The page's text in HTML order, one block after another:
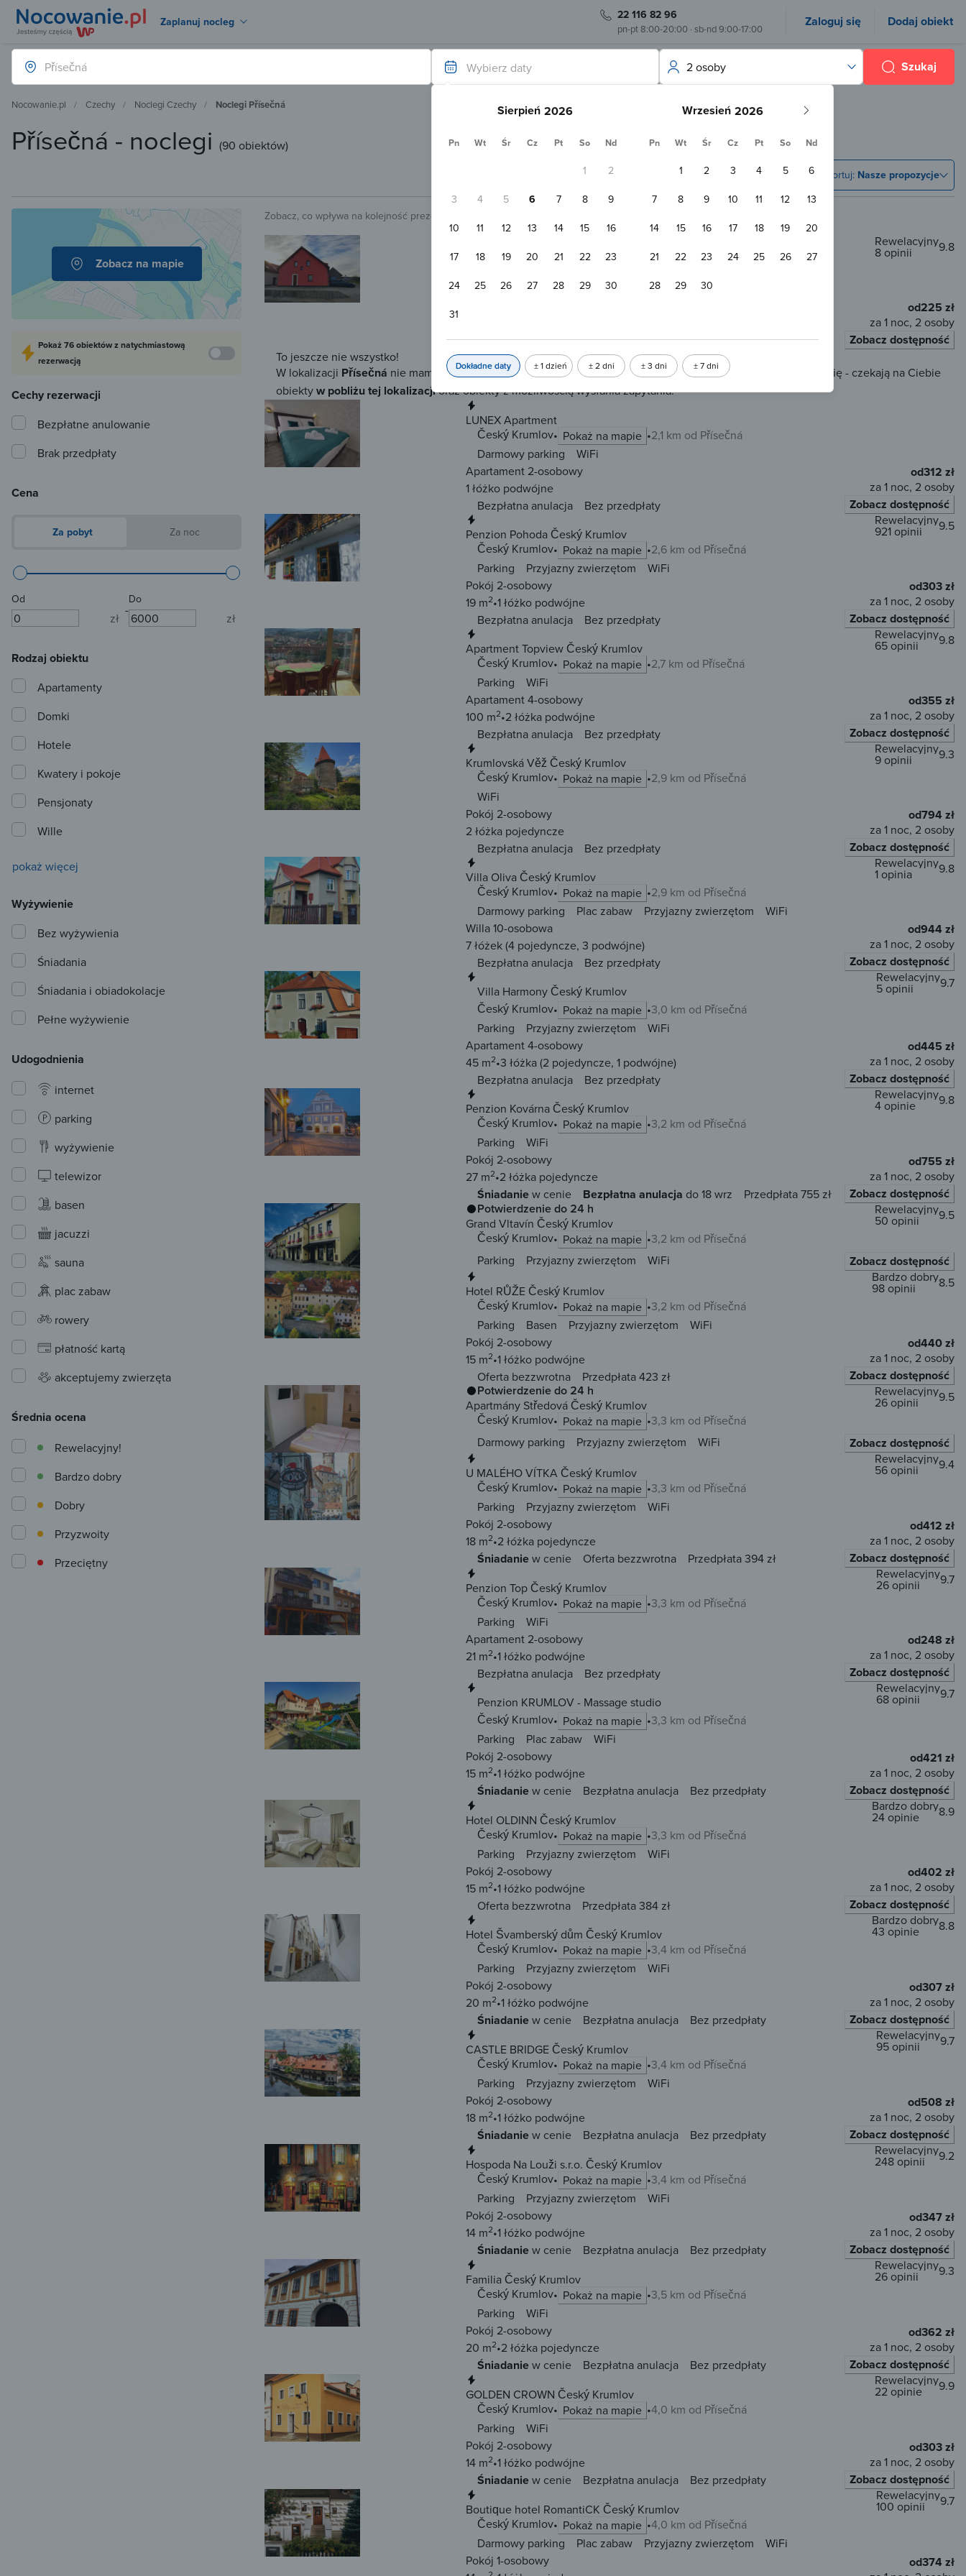
Zaplanuj nocleg 22 116 82 96
pn-pt 8:00-20:00 · sb-nd 9:00-17:00 Zaloguj się Dodaj obiekt
Wybierz daty
Sierpień Wrzesień
Pn Wt Śr Cz Pt So Nd Pn Wt Śr Cz Pt So Nd
1
2
3
4 5 6 7 8
9
10
11 12 13 14 15
16
17
18 19 20 21 22
23
24
25 26 27 28 29
30
31
1 2 3 4 5
6
7
8 9 10 11 12
13
14
15 16 17 18 19
20
21
22 23 24 25 26
27
28
29 30
Dokładne daty ± 1 dzień ± 2 dni ± 3 dni ± 7 dni
2 osoby Szukaj
Nocowanie.pl Czechy Noclegi Czechy Noclegi Přísečná
Přísečná - noclegi (90 obiektów)
Sortuj: Nasze propozycje
Zobacz, co wpływa na kolejność prezentowanych obiektów.
Penzion Janoušek Motorsport Přísečná
9.8
Rewelacyjny
8 opinii
Darmowy parking
WiFi
Bezpłatna anulacja
Bez przedpłaty
od225 zł
za 1 noc, 2 osoby
Zobacz dostępność
To jeszcze nie wszystko!
W lokalizacji Přísečná nie mamy więcej dostępnych noclegów z możliwością rezerwacji online, ale nie martw się - czekają na Ciebie
obiektyw pobliżu tej lokalizacjioraz obiekty z możliwością wysłania zapytania.
LUNEX Apartment
Český Krumlov
Pokaż na mapie
2,1 km od Přísečná
Darmowy parking
WiFi
Apartament 2-osobowy
1 łóżko podwójne
Bezpłatna anulacja
Bez przedpłaty
od312 zł
za 1 noc, 2 osoby
Zobacz dostępność
Penzion Pohoda Český Krumlov
Český Krumlov
Pokaż na mapie 2,6 km od Přísečná
9.5
Rewelacyjny
921 opinii
Parking Przyjazny zwierzętom
WiFi
Pokój 2-osobowy
19 m2 1 łóżko podwójne
Bezpłatna anulacja
Bez przedpłaty
od303 zł
za 1 noc, 2 osoby
Zobacz dostępność
Apartment Topview Český Krumlov
Český Krumlov
Pokaż na mapie 2,7 km od Přísečná
9.8
Rewelacyjny
65 opinii
Parking
WiFi
Apartament 4-osobowy
100 m2 2 łóżka podwójne
Bezpłatna anulacja
Bez przedpłaty
od355 zł
za 1 noc, 2 osoby
Zobacz dostępność
Krumlovská Věž Český Krumlov
Český Krumlov
Pokaż na mapie 2,9 km od Přísečná
9.3
Rewelacyjny
9 opinii
WiFi
Pokój 2-osobowy
2 łóżka pojedyncze
Bezpłatna anulacja
Bez przedpłaty
od794 zł
za 1 noc, 2 osoby
Zobacz dostępność
Villa Oliva Český Krumlov
Český Krumlov
Pokaż na mapie 2,9 km od Přísečná
9.8
Rewelacyjny
1 opinia
Darmowy parking Plac zabaw Przyjazny zwierzętom
WiFi
Willa 10-osobowa
7 łóżek(4 pojedyncze, 3 podwójne)
Bezpłatna anulacja
Bez przedpłaty
od944 zł
za 1 noc, 2 osoby
Zobacz dostępność
Villa Harmony Český Krumlov
Český Krumlov
Pokaż na mapie 3,0 km od Přísečná
9.7
Rewelacyjny
5 opinii
Parking Przyjazny zwierzętom
WiFi
Apartament 4-osobowy
45 m2 3 łóżka(2 pojedyncze, 1 podwójne)
Bezpłatna anulacja
Bez przedpłaty
od445 zł
za 1 noc, 2 osoby
Zobacz dostępność
Penzion Kovárna Český Krumlov
Český Krumlov
Pokaż na mapie 3,2 km od Přísečná
9.8
Rewelacyjny
4 opinie
Parking
WiFi
Pokój 2-osobowy
27 m2 2 łóżka pojedyncze
Śniadaniew cenie Bezpłatna anulacja do 18 wrz Przedpłata 755 zł
od755 zł
za 1 noc, 2 osoby
Zobacz dostępność
Potwierdzenie do 24 h
Grand Vltavín Český Krumlov
Český Krumlov
Pokaż na mapie 3,2 km od Přísečná
9.5
Rewelacyjny
50 opinii
Parking Przyjazny zwierzętom WiFi
Zobacz dostępność
Hotel RŮŽE Český Krumlov
Český Krumlov
Pokaż na mapie 3,2 km od Přísečná
8.5
Bardzo dobry
98 opinii
Parking Basen Przyjazny zwierzętom
WiFi
Pokój 2-osobowy
15 m2 1 łóżko podwójne
Oferta bezzwrotna
Przedpłata 423 zł
od440 zł
za 1 noc, 2 osoby
Zobacz dostępność
Potwierdzenie do 24 h
Apartmány Středová Český Krumlov
Český Krumlov
Pokaż na mapie 3,3 km od Přísečná
9.5
Rewelacyjny
26 opinii
Darmowy parking Przyjazny zwierzętom WiFi
Zobacz dostępność
U MALÉHO VÍTKA Český Krumlov
Český Krumlov
Pokaż na mapie 3,3 km od Přísečná
9.4
Rewelacyjny
56 opinii
Parking Przyjazny zwierzętom
WiFi
Pokój 2-osobowy
18 m2 2 łóżka pojedyncze
Śniadaniew cenie Oferta bezzwrotna Przedpłata 394 zł
od412 zł
za 1 noc, 2 osoby
Zobacz dostępność
Penzion Top Český Krumlov
Český Krumlov
Pokaż na mapie 3,3 km od Přísečná
9.7
Rewelacyjny
26 opinii
Parking
WiFi
Apartament 2-osobowy
21 m2 1 łóżko podwójne
Bezpłatna anulacja
Bez przedpłaty
od248 zł
za 1 noc, 2 osoby
Zobacz dostępność
Penzion KRUMLOV - Massage studio
Český Krumlov
Pokaż na mapie 3,3 km od Přísečná
9.7
Rewelacyjny
68 opinii
Parking Plac zabaw
WiFi
Pokój 2-osobowy
15 m2 1 łóżko podwójne
Śniadaniew cenie Bezpłatna anulacja Bez przedpłaty
od421 zł
za 1 noc, 2 osoby
Zobacz dostępność
Hotel OLDINN Český Krumlov
Český Krumlov
Pokaż na mapie 3,3 km od Přísečná
8.9
Bardzo dobry
24 opinie
Parking Przyjazny zwierzętom
WiFi
Pokój 2-osobowy
15 m2 1 łóżko podwójne
Oferta bezzwrotna
Przedpłata 384 zł
od402 zł
za 1 noc, 2 osoby
Zobacz dostępność
Hotel Švamberský dům Český Krumlov
Český Krumlov
Pokaż na mapie 3,4 km od Přísečná
8.8
Bardzo dobry
43 opinie
Parking Przyjazny zwierzętom
WiFi
Pokój 2-osobowy
20 m2 1 łóżko podwójne
Śniadaniew cenie Bezpłatna anulacja Bez przedpłaty
od307 zł
za 1 noc, 2 osoby
Zobacz dostępność
CASTLE BRIDGE Český Krumlov
Český Krumlov
Pokaż na mapie 3,4 km od Přísečná
9.7
Rewelacyjny
95 opinii
Parking Przyjazny zwierzętom
WiFi
Pokój 2-osobowy
18 m2 1 łóżko podwójne
Śniadaniew cenie Bezpłatna anulacja Bez przedpłaty
od508 zł
za 1 noc, 2 osoby
Zobacz dostępność
Hospoda Na Louži s.r.o. Český Krumlov
Český Krumlov
Pokaż na mapie 3,4 km od Přísečná
9.2
Rewelacyjny
248 opinii
Parking Przyjazny zwierzętom
WiFi
Pokój 2-osobowy
14 m2 1 łóżko podwójne
Śniadaniew cenie Bezpłatna anulacja Bez przedpłaty
od347 zł
za 1 noc, 2 osoby
Zobacz dostępność
Familia Český Krumlov
Český Krumlov
Pokaż na mapie 3,5 km od Přísečná
9.3
Rewelacyjny
26 opinii
Parking
WiFi
Pokój 2-osobowy
20 m2 2 łóżka pojedyncze
Śniadaniew cenie Bezpłatna anulacja Bez przedpłaty
od362 zł
za 1 noc, 2 osoby
Zobacz dostępność
GOLDEN CROWN Český Krumlov
Český Krumlov
Pokaż na mapie 4,0 km od Přísečná
9.9
Rewelacyjny
22 opinie
Parking
WiFi
Pokój 2-osobowy
14 m2 1 łóżko podwójne
Śniadaniew cenie Bezpłatna anulacja Bez przedpłaty
od303 zł
za 1 noc, 2 osoby
Zobacz dostępność
Boutique hotel RomantiCK Český Krumlov
Český Krumlov
Pokaż na mapie 4,0 km od Přísečná
9.7
Rewelacyjny
100 opinii
Darmowy parking Plac zabaw Przyjazny zwierzętom
WiFi
Pokój 1-osobowy
od374 zł
Zobacz na mapie
Pokaż76 obiektówz natychmiastową
rezerwacją
Cechy rezerwacji
Bezpłatne anulowanie
Brak przedpłaty
Cena
Za pobyt Za noc
Od
zł
-
Do
zł
Rodzaj obiektu
Apartamenty
Domki
Hotele
Kwatery i pokoje
Pensjonaty
Wille
pokaż więcej
Wyżywienie
Bez wyżywienia
Śniadania
Śniadania i obiadokolacje
Pełne wyżywienie
Udogodnienia
internet
parking
wyżywienie
telewizor
basen
jacuzzi
sauna
plac zabaw
rowery
płatność kartą
akceptujemy zwierzęta
Średnia ocena
Przeciętny
Przyzwoity
Dobry
Bardzo dobry
Rewelacyjny!